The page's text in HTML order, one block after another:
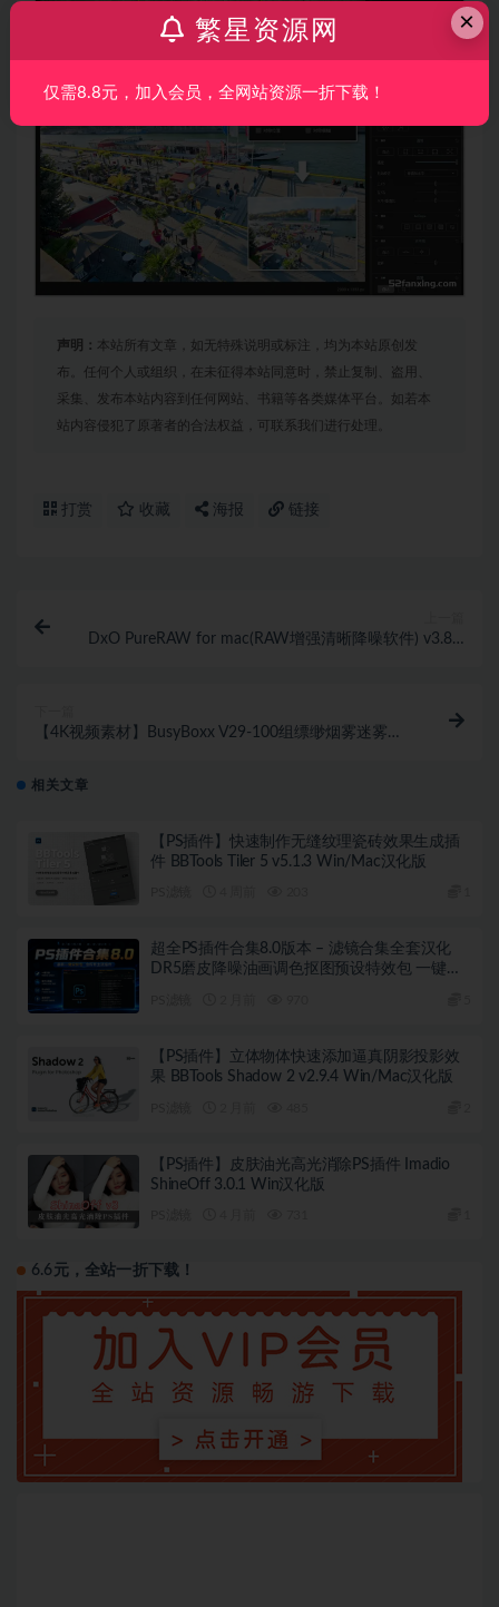
声明： 本站所有文章，如无特殊说明或标注，均为本站原创发
布。任何个人或组织，在未征得本站同意时，禁止复制、盗用、
采集、发布本站内容到任何网站、书籍等各类媒体平台。如若本
站内容侵犯了原著者的合法权益，可联系我们进行处理。
打赏 收藏 海报 链接
DxO PureRAW for mac(RAW增强清晰降噪软件) v3.8.0
【4K视频素材】BusyBoxx V29-100组缥缈烟雾迷雾气
相关文章
【PS插件】快速制作无缝纹理瓷砖效果生成插
件 BBTools Tiler 5 v5.1.3 Win/Mac汉化版
超全PS插件合集8.0版本 – 滤镜合集全套汉化
DR5磨皮降噪油画调色抠图预设特效包 一键安
【PS插件】立体物体快速添加逼真阴影投影效
果 BBTools Shadow 2 v2.9.4 Win/Mac汉化版
【PS插件】皮肤油光高光消除PS插件 Imadio
ShineOff 3.0.1 Win汉化版
6.6元，全站一折下载！
×
繁星资源网
仅需8.8元，加入会员，全网站资源一折下载！